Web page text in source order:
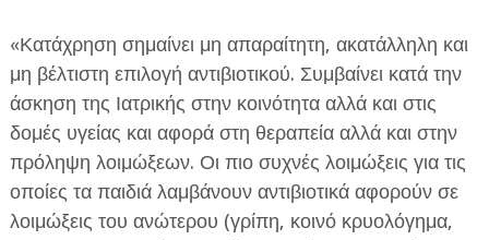
«Κατάχρηση σημαίνει μη απαραίτητη, ακατάλληλη και
μη βέλτιστη επιλογή αντιβιοτικού. Συμβαίνει κατά την
άσκηση της Ιατρικής στην κοινότητα αλλά και στις
δομές υγείας και αφορά στη θεραπεία αλλά και στην
πρόληψη λοιμώξεων. Οι πιο συχνές λοιμώξεις για τις
οποίες τα παιδιά λαμβάνουν αντιβιοτικά αφορούν σε
λοιμώξεις του ανώτερου (γρίπη, κοινό κρυολόγημα,